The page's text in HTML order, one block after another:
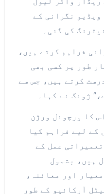
نگرانی کے
کی گئی۔
فراہم کرتے ہیں،
طور پر کسی بھی
کرتے ہیں، جس سے
ژونگ نے کہا۔
کا ورچوئل ورژن
کے لیے فراہم کیا
عمل کے
ہیں، بشمول
اور معائنہ،
آرکائیو کے طور